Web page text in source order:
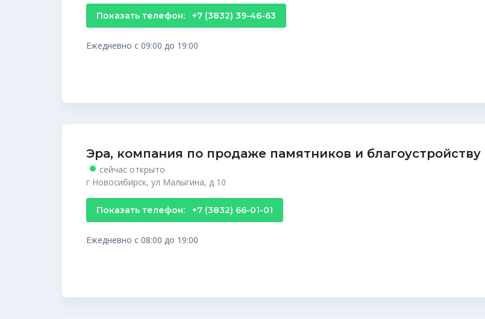
Показать телефон: +7 (3832) 39-46-63
Ежедневно с 09:00 до 19:00
Эра, компания по продаже памятников и благоустройству
сейчас открыто
г Новосибирск, ул Малыгина, д 10
Показать телефон: +7 (3832) 66-01-01
Ежедневно с 08:00 до 19:00